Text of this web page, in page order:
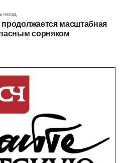
назад
масштабная
сорняком